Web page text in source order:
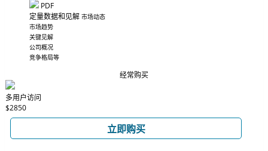
PDF
定量数据和见解 市场动态
市场趋势
关键见解
公司概况
竞争格局等
经常购买
多用户访问
$2850
立即购买